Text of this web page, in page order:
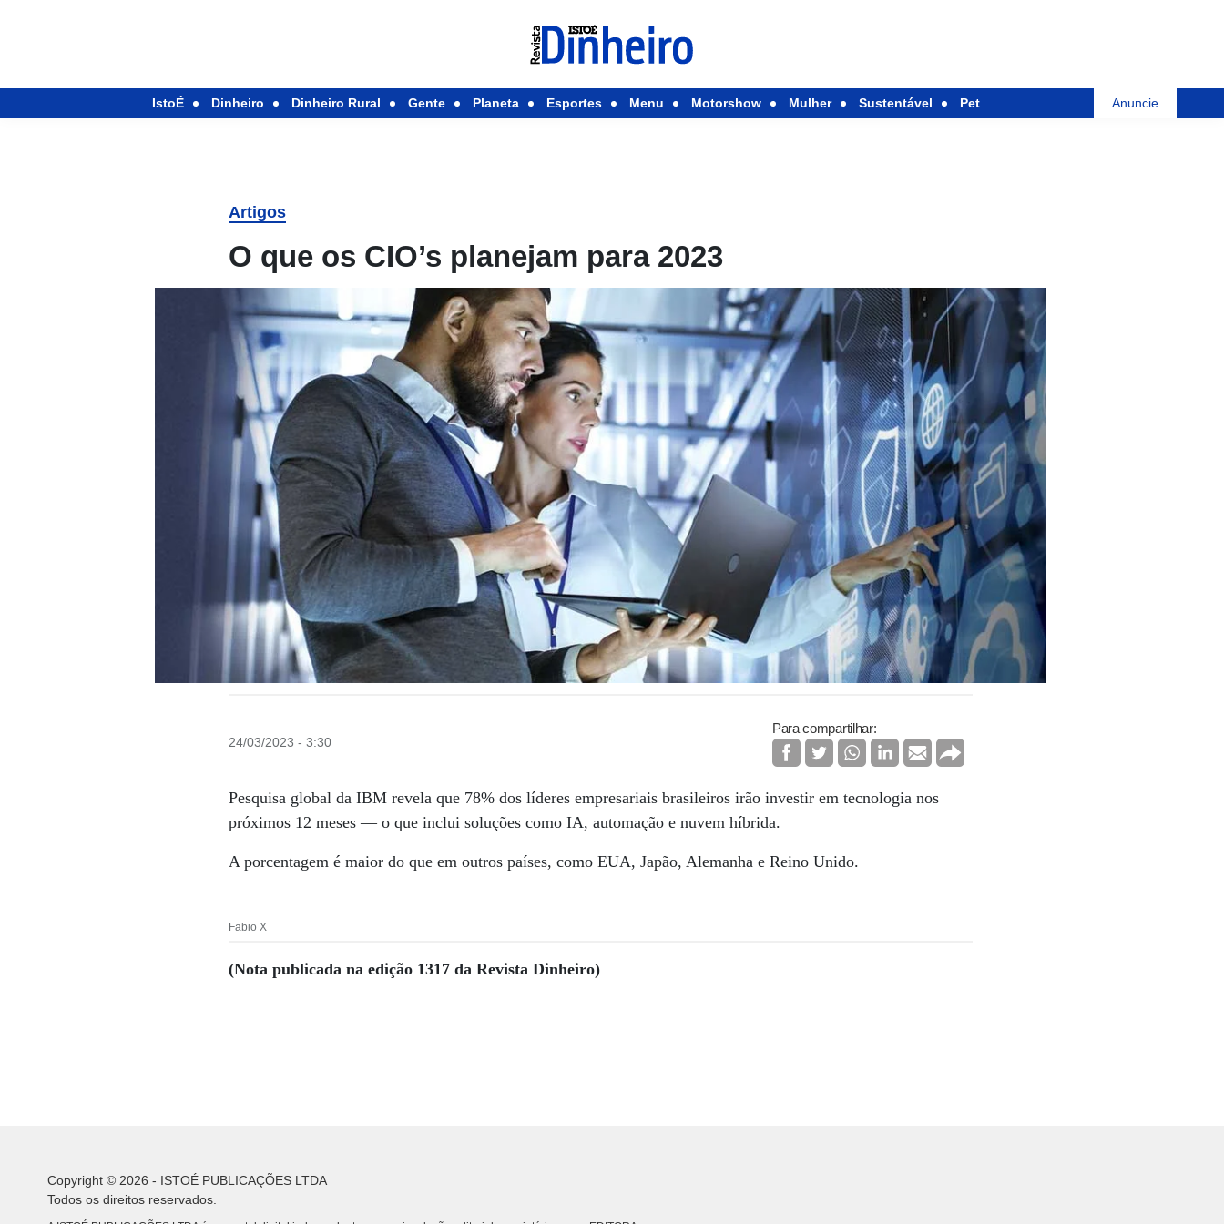
IstoÉ Dinheiro Dinheiro Rural Gente Planeta Esportes Menu Motorshow Mulher Sustentável Pet Anuncie
Artigos
O que os CIO’s planejam para 2023
24/03/2023 - 3:30
Para compartilhar:
Pesquisa global da IBM revela que 78% dos líderes empresariais brasileiros irão investir em tecnologia nos
próximos 12 meses — o que inclui soluções como IA, automação e nuvem híbrida.
A porcentagem é maior do que em outros países, como EUA, Japão, Alemanha e Reino Unido.
Fabio X
(Nota publicada na edição 1317 da Revista Dinheiro)
Copyright © 2026 - ISTOÉ PUBLICAÇÕES LTDA
Todos os direitos reservados.